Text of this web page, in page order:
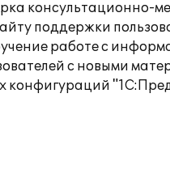
поддержки
работе с
с новыми
конфигураций